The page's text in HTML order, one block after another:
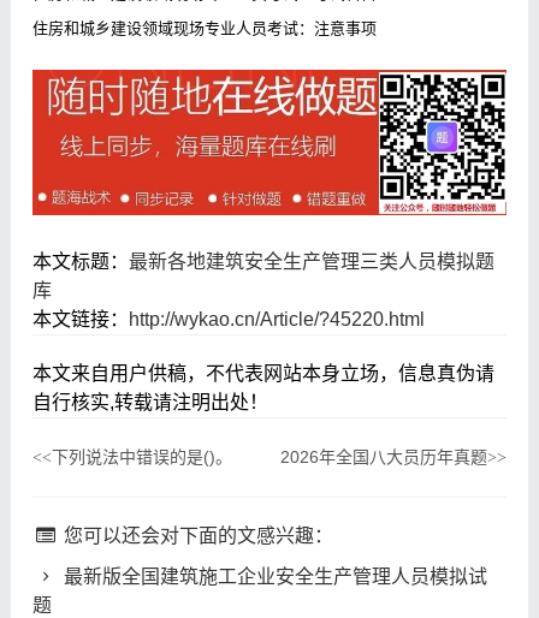
住房和城乡建设领域现场专业人员考试：注意事项
本文标题： 最新各地建筑安全生产管理三类人员模拟题
库
本文链接：
http://wykao.cn/Article/?45220.html
本文来自用户供稿，不代表网站本身立场，信息真伪请
自行核实,转载请注明出处！
<<下列说法中错误的是()。 2026年全国八大员历年真题>>
您可以还会对下面的文感兴趣：
最新版全国建筑施工企业安全生产管理人员模拟试
题